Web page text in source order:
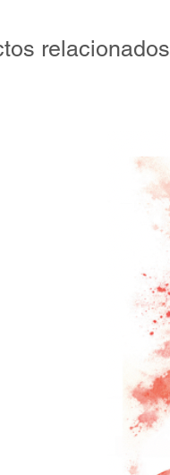
ley, Alejo Iriart investigó
son estas 365
Santos de Boedo, los
que identifican una única
con una Copa
hinchas de todas las
tratándose de los santos-
Francisco, Jorge Mario
y admirador de René
Historias de San Lorenzo”
hasta aquí sobre
prescindir de ellas.
relacionados